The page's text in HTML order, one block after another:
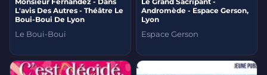
L'avis Des Autres - Théâtre Le
Boui-Boui De Lyon
Le Boui-Boui
Andromède - Espace Gerson,
Lyon
Espace Gerson